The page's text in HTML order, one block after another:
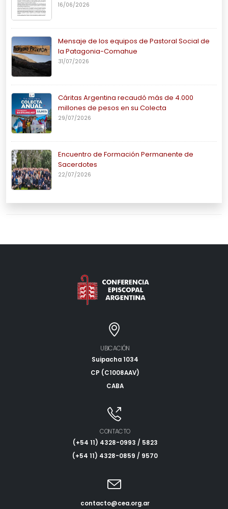
16/06/2026
Mensaje de los equipos de Pastoral Social de
la Patagonia-Comahue
31/07/2026
Cáritas Argentina recaudó más de 4.000
millones de pesos en su Colecta
29/07/2026
Encuentro de Formación Permanente de
Sacerdotes
22/07/2026
UBICACIÓN
Suipacha 1034
CP (C1008AAV)
CABA
CONTACTO
(+54 11) 4328-0993 / 5823
(+54 11) 4328-0859 / 9570
contacto@cea.org.ar